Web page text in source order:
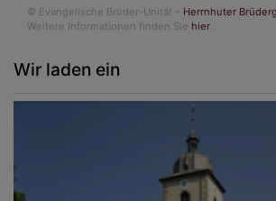
© Evangelische Brüder-Unität – Herrnhuter
Weitere Informationen finden Sie hier .
Wir laden ein